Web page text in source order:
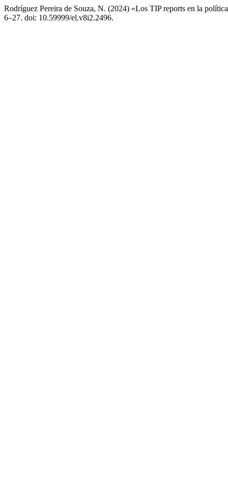
Rodríguez Pereira de Souza, N. (2024) «Los TIP reports en la
6–27. doi: 10.59999/el.v8i2.2496.